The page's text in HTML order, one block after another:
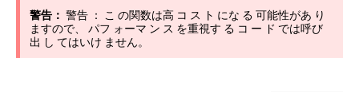
警告： 警告 ： こ の関数は高 コ ス ト にな る 可能性があ り
ますので、 パフ ォーマ ン ス を重視す る コ ー ド では呼び
出 し てはいけ ません。